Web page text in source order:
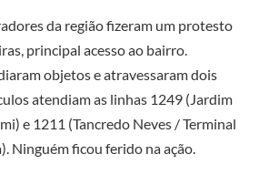
da região fizeram um protesto
principal acesso ao bairro.
objetos e atravessaram dois
atendiam as linhas 1249 (Jardim
e 1211 (Tancredo Neves / Terminal
Ninguém ficou ferido na ação.